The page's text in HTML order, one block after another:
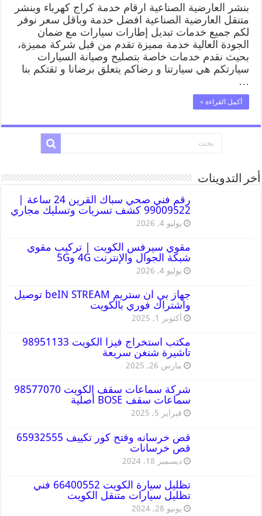
بنشر العارضية الصناعية ارقام خدمة كراج كهرباء وبنشر
متنقل العارضية الصناعية افضل خدمة وباقل سعر نوفر
لكم جميع خدمات تبديل إطارات سيارات مع ضمان
الجودة العالية خدمة مميزة تقدم من قبل شركة مميزة،
بحيث نقدم خدمات خاصة بتصليح وصيانة السيارات
سيارتكم هي سيارتنا و رضاكم يتعلق برضانا و ثقتكم بنا
…
أكمل القراءة »
أخر التدوينات
رقم فني صحي سباك القرين 24 ساعة |
99009522 كشف تسربات وتسليك مجاري
يوليو 4, 2026
مقوي سيرفس الكويت | تركيب مقوي
شبكة الجوال والإنترنت 4G و5G
يوليو 4, 2026
جهاز بي ان ستريم beIN STREAM توصيل
واشتراك فوري بالكويت
أكتوبر 1, 2025
مكتب استخراج فيزا الكويت 98951133
تاشيرة شنغن سريعة
مارس 26, 2025
شركة سماعات سقف الكويت 98577070
سماعات سقف BOSE أصلية
فبراير 5, 2025
قص خرسانه وفتح كور تكييف 65932555
قص خرسانات
ديسمبر 18, 2024
تظليل سيارة الكويت 66400552 فني
تظليل سيارات متنقل الكويت
يونيو 28, 2024